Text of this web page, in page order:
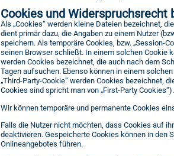
Cookies und Widerspruchsrecht
Als „Cookies“ werden kleine Dateien bezeichnet,
dient primär dazu, die Angaben zu einem Nutzer
speichern. Als temporäre Cookies, bzw. „Session-
seinen Browser schließt. In einem solchen Cookie
werden Cookies bezeichnet, die auch nach dem
Tagen aufsuchen. Ebenso können in einem
„Third-Party-Cookie“ werden Cookies bezeichnet,
Cookies sind spricht man von „First-Party Cookies“).
Wir können temporäre und permanente Cookies
Falls die Nutzer nicht möchten, dass Cookies auf
deaktivieren. Gespeicherte Cookies können in
Onlineangebotes führen.